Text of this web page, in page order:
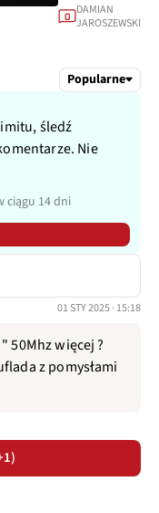
0
DAMIAN
JAROSZEWSKI
Popularne
śledź
Nie
ciągu 14 dni
01 STY 2025 · 15:18
50Mhz więcej ?
z pomysłami